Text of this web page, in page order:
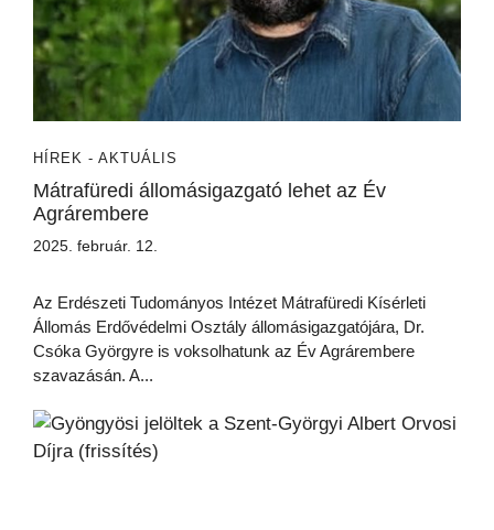
HÍREK - AKTUÁLIS
Mátrafüredi állomásigazgató lehet az Év
Agrárembere
2025. február. 12.
Az Erdészeti Tudományos Intézet Mátrafüredi Kísérleti
Állomás Erdővédelmi Osztály állomásigazgatójára, Dr.
Csóka Györgyre is voksolhatunk az Év Agrárembere
szavazásán. A...